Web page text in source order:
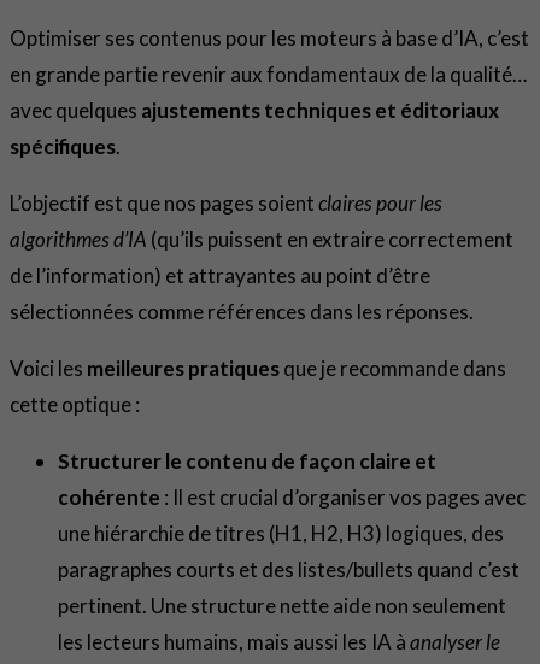
Optimiser ses contenus pour les moteurs à base d’IA, c’est
en grande partie revenir aux fondamentaux de la qualité…
avec quelques ajustements techniques et éditoriaux
spécifiques.
L’objectif est que nos pages soientclaires pour les
algorithmes d’IA (qu’ils puissent en extraire correctement
de l’information) et attrayantes au point d’être
sélectionnées comme références dans les réponses.
Voici les meilleures pratiquesque je recommande dans
cette optique :
Structurer le contenu de façon claire et
cohérente : Il est crucial d’organiser vos pages avec
une hiérarchie de titres (H1, H2, H3) logiques, des
paragraphes courts et des listes/bullets quand c’est
pertinent. Une structure nette aide non seulement
les lecteurs humains, mais aussi les IA àanalyser le